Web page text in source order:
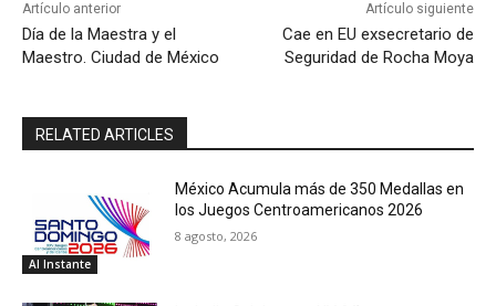
Artículo anterior
Día de la Maestra y el
Maestro. Ciudad de México
Artículo siguiente
Cae en EU exsecretario de
Seguridad de Rocha Moya
RELATED ARTICLES
Al Instante
México Acumula más de 350 Medallas en
los Juegos Centroamericanos 2026
8 agosto, 2026